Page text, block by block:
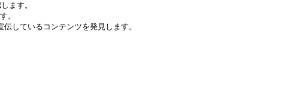
ます。
。
ているコンテンツを発見します。